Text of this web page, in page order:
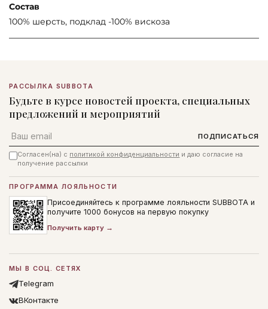
Состав
100% шерсть, подклад -100% вискоза
РАССЫЛКА SUBBOTA
Будьте в курсе новостей проекта, специальных
предложений и мероприятий
Email ПОДПИСАТЬСЯ
Согласен(на) с политикой конфиденциальности и даю согласие на
получение рассылки
ПРОГРАММА ЛОЯЛЬНОСТИ
Присоединяйтесь к программе лояльности SUBBOTA и
получите 1000 бонусов на первую покупку
Получить карту →
МЫ В СОЦ. СЕТЯХ
Telegram
ВКонтакте